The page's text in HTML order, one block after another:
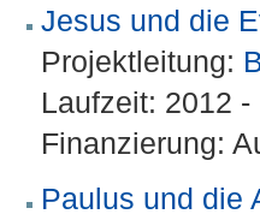
Jesus und die
Projektleitung:
Laufzeit: 2012
Finanzierung:
Paulus und die